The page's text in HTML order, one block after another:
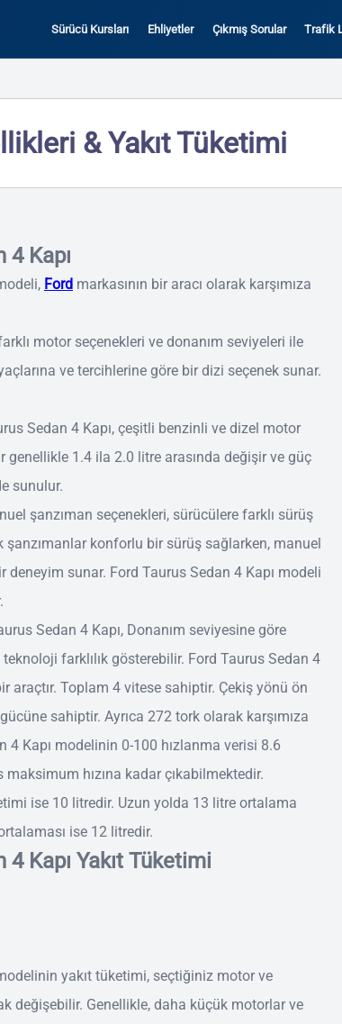
Sürücü Kursları Ehliyetler Çıkmış Sorular Trafik
& Yakıt Tüketimi
4 Kapı
Ford markasının bir aracı olarak karşımıza
motor seçenekleri ve donanım seviyeleri ile
ve tercihlerine göre bir dizi seçenek sunar.
Sedan 4 Kapı, çeşitli benzinli ve dizel motor
genellikle 1.4 ila 2.0 litre arasında değişir ve güç
sunulur.
şanzıman seçenekleri, sürücülere farklı sürüş
konforlu bir sürüş sağlarken, manuel
deneyim sunar. Ford Taurus Sedan 4 Kapı modeli
Sedan 4 Kapı, Donanım seviyesine göre
farklılık gösterebilir. Ford Taurus Sedan 4
araçtır. Toplam 4 vitese sahiptir. Çekiş yönü ön
sahiptir. Ayrıca 272 tork olarak karşımıza
4 Kapı modelinin 0-100 hızlanma verisi 8.6
hızına kadar çıkabilmektedir.
ise 10 litredir. Uzun yolda 13 litre ortalama
ise 12 litredir.
4 Kapı Yakıt Tüketimi
yakıt tüketimi, seçtiğiniz motor ve
değişebilir. Genellikle, daha küçük motorlar ve